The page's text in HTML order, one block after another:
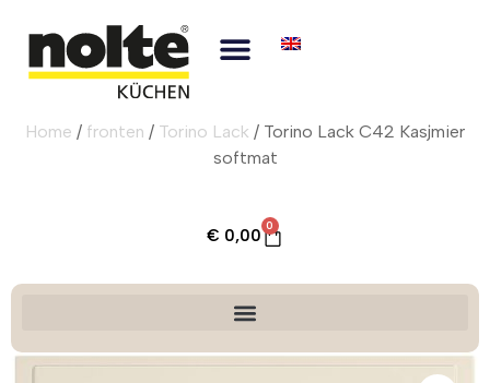
Home / fronten / Torino Lack / Torino Lack C42 Kasjmier
softmat
€ 0,00
0